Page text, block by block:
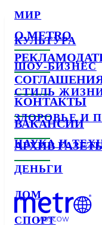
МИР
КУЛЬТУРА
ШОУ-БИЗНЕС
СТИЛЬ
ЗДОРОВЬЕ И
НАУКА И
ДЕНЬГИ
ДОМ
СПОРТ
О METRO
КОНТАКТЫ
ВАКАНСИИ
АРХИВ